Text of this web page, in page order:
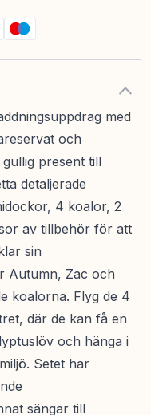
med
och
present till
detaljerade
4 koalor, 2
av tillbehör för att
sin
Autumn, Zac och
koalorna. Flyg de 4
där de kan få en
och hänga i
Setet har
sängar till